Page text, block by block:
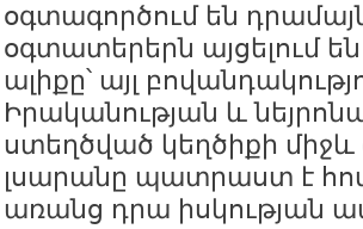
օգտագործում են
օգտատերերն այցելում են
ալիքը՝ այլ
Իրականության և
ստեղծված կեղծիքի միջև
լսարանը պատրաստ է
առանց դրա իսկության